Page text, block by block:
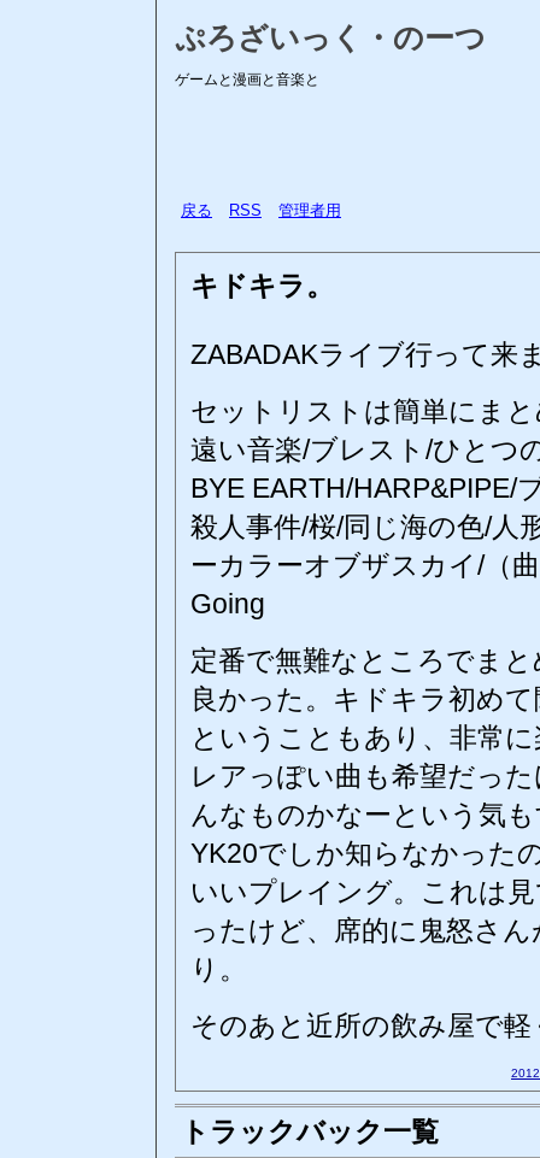
ぷろざいっく・のーつ
ゲームと漫画と音楽と
戻る RSS 管理者用
キドキラ。
ZABADAKライブ行って来
セットリストは簡単にま
遠い音楽/ブレスト/ひとつ
BYE EARTH/
殺人事件/桜/同じ海の色/人
ーカラーオブザスカイ/（
Going
定番で無難なところでま
良かった。キドキラ初め
ということもあり、非常
レアっぽい曲も希望だっ
んなものかなーという気
YK20でしか知らなかった
いいプレイング。これは
ったけど、席的に鬼怒さ
り。
そのあと近所の飲み屋で
トラックバック一覧